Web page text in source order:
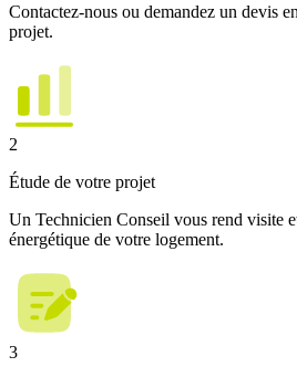
Contactez-nous ou demandez un devis
projet.
2
Étude de votre projet
Un Technicien Conseil vous rend visite
énergétique de votre logement.
3